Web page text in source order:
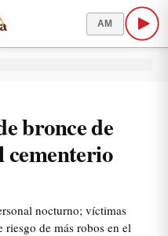
AM
bronce de
cementerio
nocturno; víctimas
riesgo de más robos en el